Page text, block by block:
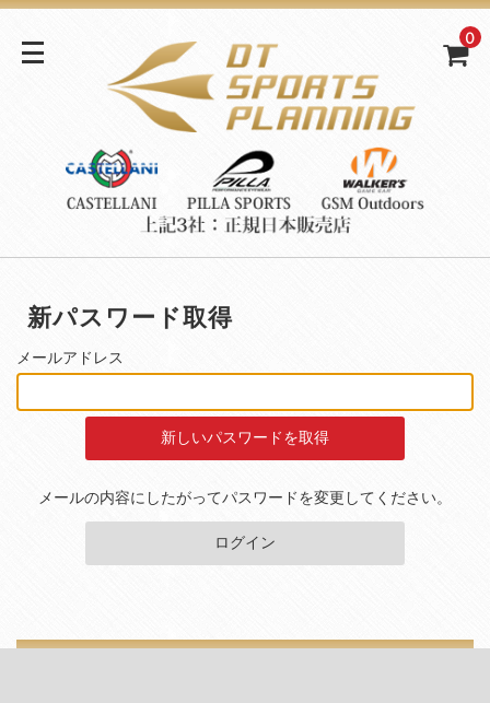
0
新パスワード取得
メールアドレス
メールの内容にしたがってパスワードを変更してください。
ログイン